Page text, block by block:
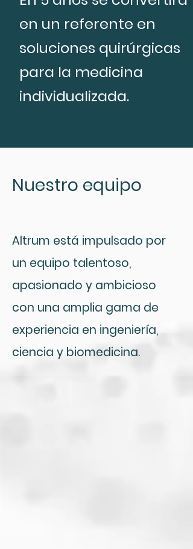
en un referente en
soluciones quirúrgicas
para la medicina
individualizada.
Nuestro equipo
Altrum está impulsado por
un equipo talentoso,
apasionado y ambicioso
con una amplia gama de
experiencia en ingeniería,
ciencia y biomedicina.